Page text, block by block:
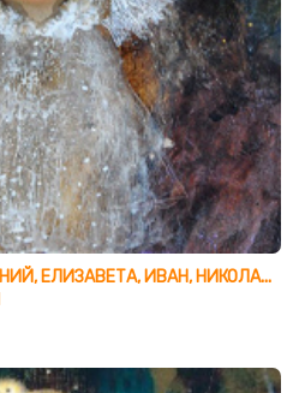
ДЕНЬ АНГЕЛА: ПАВЕЛ, АРСЕНИЙ, ЕЛИЗАВЕТА, ИВАН, НИКОЛАЙ, ФЕДОР, ЮРИЙ